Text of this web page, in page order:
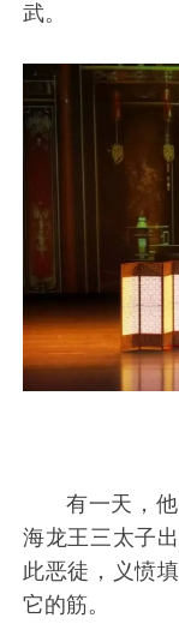
武。
有一天，
海龙王三太子
此恶徒，义愤
它的筋。